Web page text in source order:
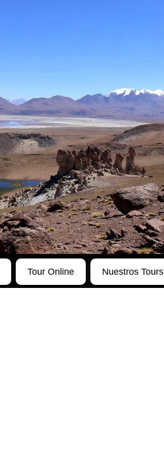
Tour Online Nuestros Tours